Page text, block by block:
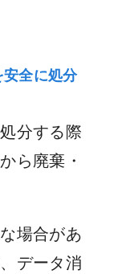
全に処分
分する際
ら廃棄・
場合があ
データ消